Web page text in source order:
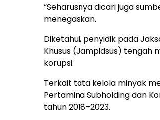
“Seharusnya dicari juga
menegaskan.
Diketahui, penyidik pada
Khusus (Jampidsus) tengah
korupsi.
Terkait tata kelola minyak
Pertamina Subholding dan
tahun 2018–2023.